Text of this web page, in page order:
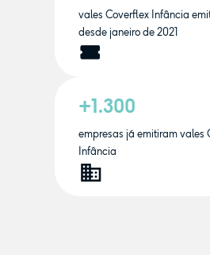
vales Coverflex Infância
desde janeiro de 2021
+1.300
empresas já emitiram vales
Infância